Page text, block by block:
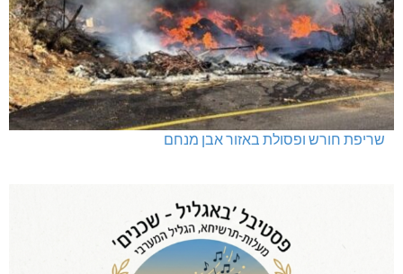
שריפת חורש ופסולת באזור אבן מנחם